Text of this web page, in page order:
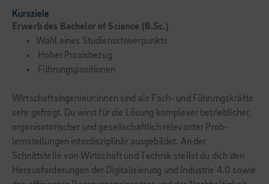
Kursziele
Erwerb des Bachelor of Science (B.Sc.)
Wahl eines Studienschwerpunkts
Hoher Praxisbezug
Führungspositionen
Wirtschaftsingenieur:innen sind als Fach- und Führungskräfte
sehr gefragt. Du wirst für die Lösung komplexer betrieblicher,
organisa­torischer und gesellschaftlich relevanter Prob­
lemstellungen interdisziplinär ausgebildet. An der
Schnittstelle von Wirtschaft und Technik stellst du dich den
Herausforderungen der Digitalisierung und Industrie 4.0 sowie